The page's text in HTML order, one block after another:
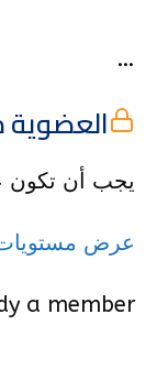
…
يجب أن تكون
عرض
a member?